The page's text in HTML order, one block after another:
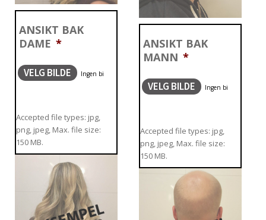
ANSIKT BAK
DAME *
VELG BILDE
Accepted file types: jpg,
png, jpeg, Max. file size:
150 MB.
ANSIKT BAK
MANN *
VELG BILDE
Accepted file types: jpg,
png, jpeg, Max. file size:
150 MB.